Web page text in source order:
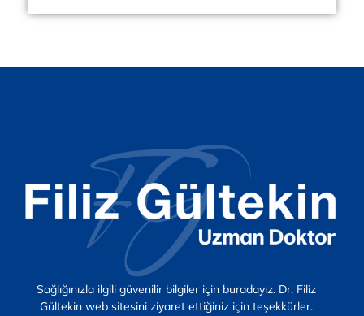
Sağlığınızla ilgili güvenilir bilgiler için buradayız. Dr. Filiz
Gültekin web sitesini ziyaret ettiğiniz için teşekkürler.